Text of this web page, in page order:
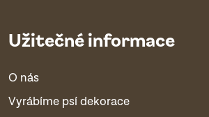
Užitečné informace
O nás
Vyrábíme psí dekorace